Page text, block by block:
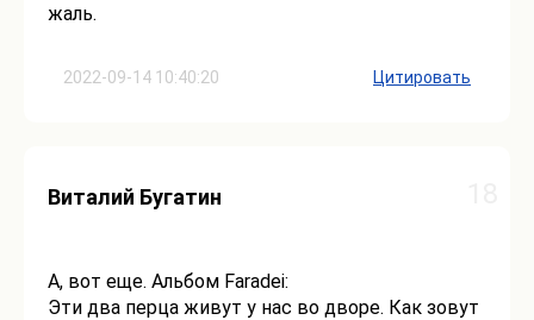
2022-09-14 10:40:20
жаль.
Цитировать
Виталий Бугатин
А, вот еще. Альбом Faradei:
Эти два перца живут у нас во дворе. Как зовут